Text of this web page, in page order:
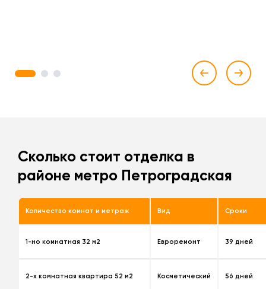
1 2 3
Сколько стоит отделка в
районе метро Петроградская
Количество комнат и метраж Вид Сроки
1-но комнатная 32 м2 Евроремонт 39 дней
2-х комнатная квартира 52 м2 Косметический 56 дней